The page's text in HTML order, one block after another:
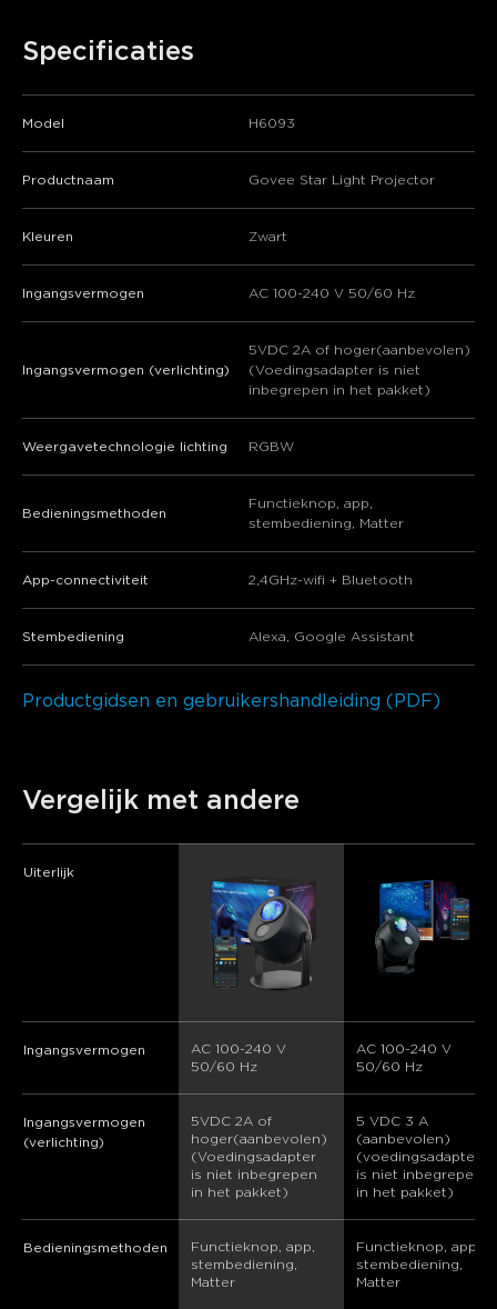
Specificaties
Model H6093
Productnaam Govee Star Light Projector
Kleuren Zwart
Ingangsvermogen AC 100-240 V 50/60 Hz
Ingangsvermogen (verlichting)
5VDC 2A of hoger(aanbevolen)
(Voedingsadapter is niet
inbegrepen in het pakket)
Weergavetechnologie lichting RGBW
Bedieningsmethoden
Functieknop, app,
stembediening, Matter
App-connectiviteit 2,4GHz-wifi + Bluetooth
Stembediening Alexa, Google Assistant
Productgidsen en gebruikershandleiding (PDF)
Vergelijk met andere
Uiterlijk
Ingangsvermogen
AC 100-240 V
50/60 Hz
AC 100-240 V
50/60 Hz
Ingangsvermogen
(verlichting)
5VDC 2A of
hoger(aanbevolen)
(Voedingsadapter
is niet inbegrepen
in het pakket)
5 VDC 3 A
(aanbevolen)
(voedingsadapter
is niet inbegrepen
in het pakket)
Bedieningsmethoden
Functieknop, app,
stembediening,
Matter
Functieknop, app,
stembediening,
Matter
close